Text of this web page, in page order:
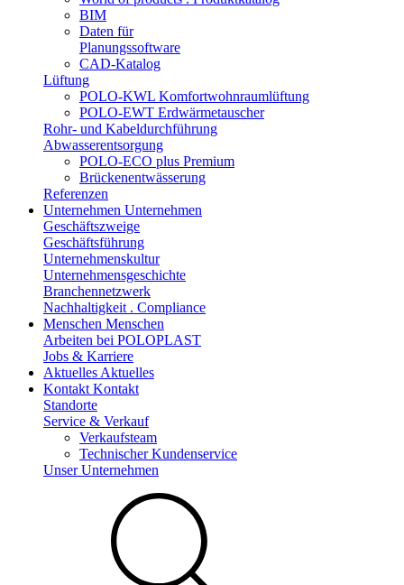
BIM
Daten für
Planungssoftware
CAD-Katalog
Lüftung
POLO-KWL Komfortwohnraumlüftung
POLO-EWT Erdwärmetauscher
Rohr- und Kabeldurchführung
Abwasserentsorgung
POLO-ECO plus Premium
Brückenentwässerung
Referenzen
Unternehmen Unternehmen
Geschäftszweige
Geschäftsführung
Unternehmenskultur
Unternehmensgeschichte
Branchennetzwerk
Nachhaltigkeit . Compliance
Menschen Menschen
Arbeiten bei POLOPLAST
Jobs & Karriere
Aktuelles Aktuelles
Kontakt Kontakt
Standorte
Service & Verkauf
Verkaufsteam
Technischer Kundenservice
Unser Unternehmen